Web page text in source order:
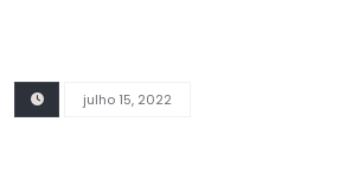
julho 15, 2022